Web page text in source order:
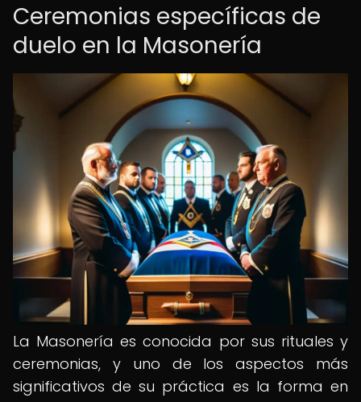
Ceremonias específicas de
duelo en la Masonería
La Masonería es conocida por sus rituales y
ceremonias, y uno de los aspectos más
significativos de su práctica es la forma en